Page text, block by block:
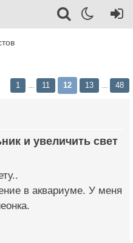
1 11 12 13 48
в аквариуме. У меня